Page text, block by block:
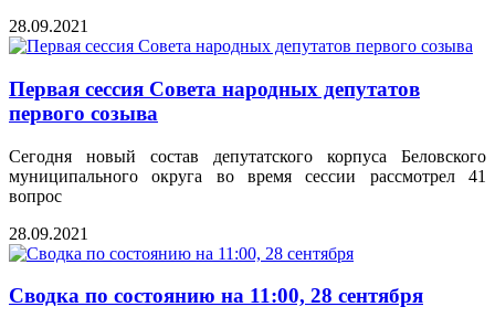
28.09.2021
Первая сессия Совета народных депутатов
первого созыва
Сегодня новый состав депутатского корпуса Беловского
муниципального округа во время сессии рассмотрел 41
вопрос
28.09.2021
Сводка по состоянию на 11:00, 28 сентября